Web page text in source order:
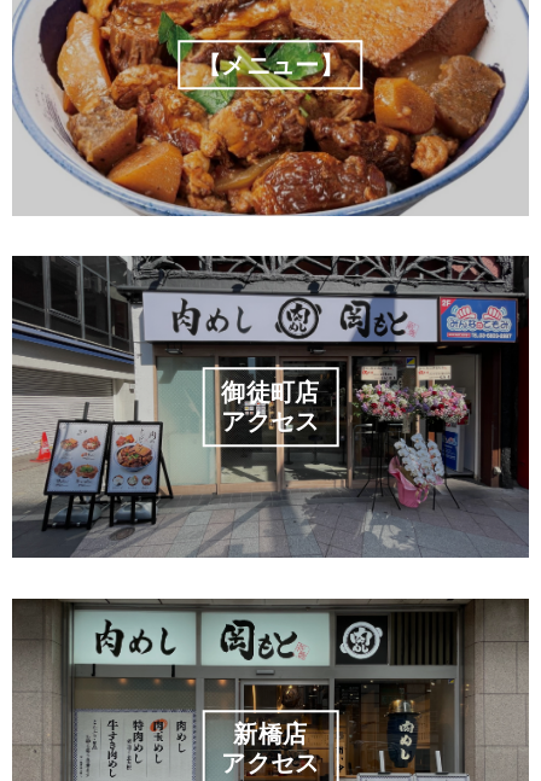
【メニュー】
御徒町店
アクセス
新橋店
アクセス